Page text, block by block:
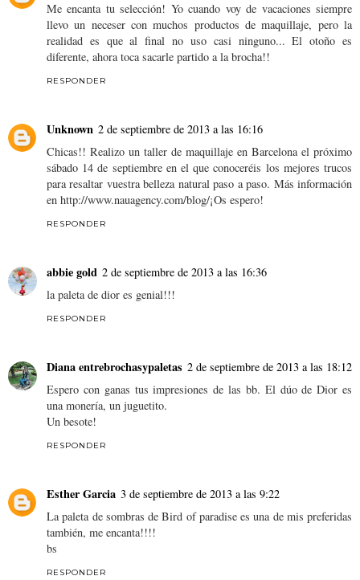
Me encanta tu selección! Yo cuando voy de vacaciones siempre
llevo un neceser con muchos productos de maquillaje, pero la
realidad es que al final no uso casi ninguno... El otoño es
diferente, ahora toca sacarle partido a la brocha!!
RESPONDER
Unknown 2 de septiembre de 2013 a las 16:16
Chicas!! Realizo un taller de maquillaje en Barcelona el próximo
sábado 14 de septiembre en el que conoceréis los mejores trucos
para resaltar vuestra belleza natural paso a paso. Más información
en http://www.nauagency.com/blog/¡Os espero!
RESPONDER
abbie gold 2 de septiembre de 2013 a las 16:36
la paleta de dior es genial!!!
RESPONDER
Diana entrebrochasypaletas 2 de septiembre de 2013 a las 18:12
Espero con ganas tus impresiones de las bb. El dúo de Dior es
una monería, un juguetito.
Un besote!
RESPONDER
Esther Garcia 3 de septiembre de 2013 a las 9:22
La paleta de sombras de Bird of paradise es una de mis preferidas
también, me encanta!!!!
bs
RESPONDER